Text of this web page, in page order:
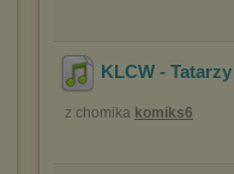
KLCW -
z chomika komiks6